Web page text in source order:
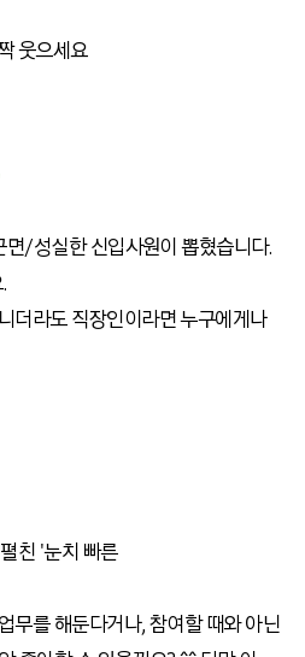
웃으세요
면/성실한 신입사원이 뽑혔습니다.
더라도 직장인이라면 누구에게나
친 '눈치 빠른
무를 해둔다거나, 참여할 때와 아닌